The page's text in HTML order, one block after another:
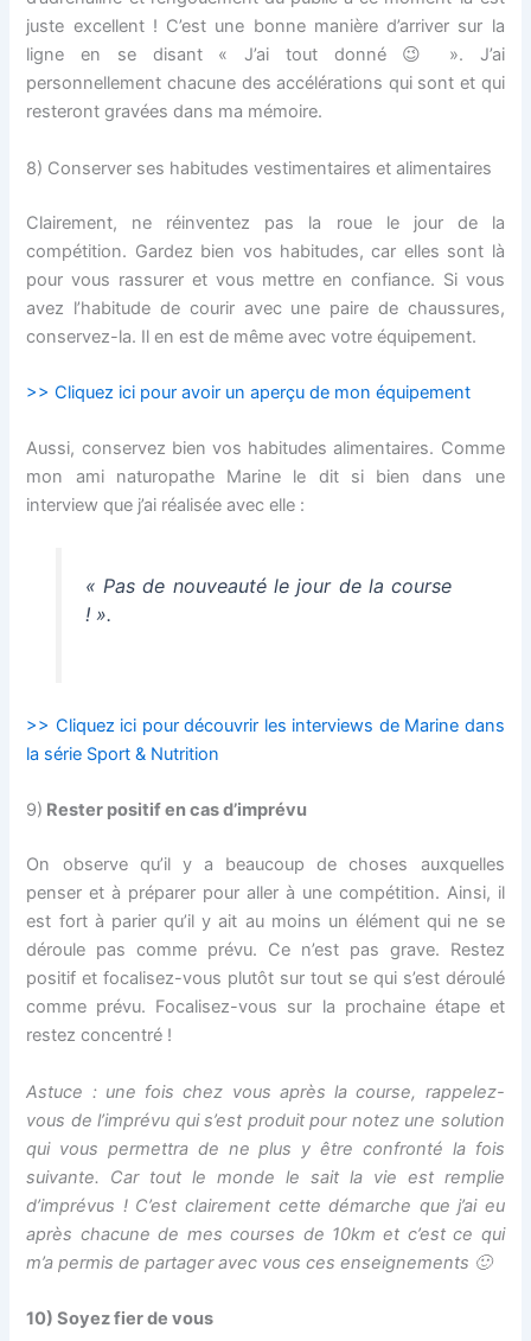
juste excellent ! C’est une bonne manière d’arriver sur la
ligne en se disant « J’ai tout donné 😉
». J’ai
personnellement chacune des accélérations qui sont et qui
resteront gravées dans ma mémoire.
8) Conserver ses habitudes vestimentaires et alimentaires
Clairement, ne réinventez pas la roue le jour de la
compétition. Gardez bien vos habitudes, car elles sont là
pour vous rassurer et vous mettre en confiance. Si vous
avez l’habitude de courir avec une paire de chaussures,
conservez-la. Il en est de même avec votre équipement.
>> Cliquez ici pour avoir un aperçu de mon équipement
Aussi, conservez bien vos habitudes alimentaires. Comme
mon ami naturopathe Marine le dit si bien dans une
interview que j’ai réalisée avec elle :
« Pas de nouveauté le jour de la course
! ».
>> Cliquez ici pour découvrir les interviews de Marine dans
la série Sport & Nutrition
9) Rester positif en cas d’imprévu
On observe qu’il y a beaucoup de choses auxquelles
penser et à préparer pour aller à une compétition. Ainsi, il
est fort à parier qu’il y ait au moins un élément qui ne se
déroule pas comme prévu. Ce n’est pas grave. Restez
positif et focalisez-vous plutôt sur tout se qui s’est déroulé
comme prévu. Focalisez-vous sur la prochaine étape et
restez concentré !
Astuce : une fois chez vous après la course, rappelez-
vous de l’imprévu qui s’est produit pour notez une solution
qui vous permettra de ne plus y être confronté la fois
suivante. Car tout le monde le sait la vie est remplie
d’imprévus ! C’est clairement cette démarche que j’ai eu
après chacune de mes courses de 10km et c’est ce qui
m’a permis de partager avec vous ces enseignements 🙂
10)Soyez fier de vous